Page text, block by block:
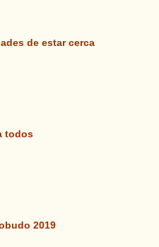
de estar cerca
todos
2019